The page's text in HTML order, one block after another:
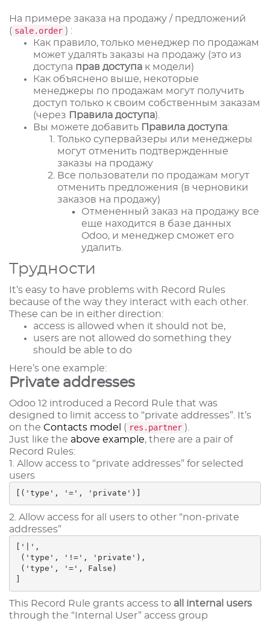
На примере заказа на продажу / предложений
( sale.order ) :
Как правило, только менеджер по продажам
может удалять заказы на продажу (это из
доступа прав доступа к модели)
Как объяснено выше, некоторые
менеджеры по продажам могут получить
доступ только к своим собственным заказам
(через Правила доступа).
Вы можете добавить Правила доступа:
Только супервайзеры или менеджеры
могут отменить подтвержденные
заказы на продажу
Все пользователи по продажам могут
отменить предложения (в черновики
заказов на продажу)
Отмененный заказ на продажу все
еще находится в базе данных
Odoo, и менеджер сможет его
удалить.
Трудности
It’s easy to have problems with Record Rules
because of the way they interact with each other.
These can be in either direction:
access is allowed when it should not be,
users are not allowed do something they
should be able to do
Here’s one example:
Private addresses
Odoo 12 introduced a Record Rule that was
designed to limit access to “private addresses”. It’s
on the Contacts model ( res.partner ).
Just like the above example, there are a pair of
Record Rules:
1. Allow access to “private addresses” for selected
users
[('type', '=', 'private')]
2. Allow access for all users to other “non-private
addresses”
['|',
('type', '!=', 'private'),
('type', '=', False)
This Record Rule grants access to all internal users
through the “Internal User” access group